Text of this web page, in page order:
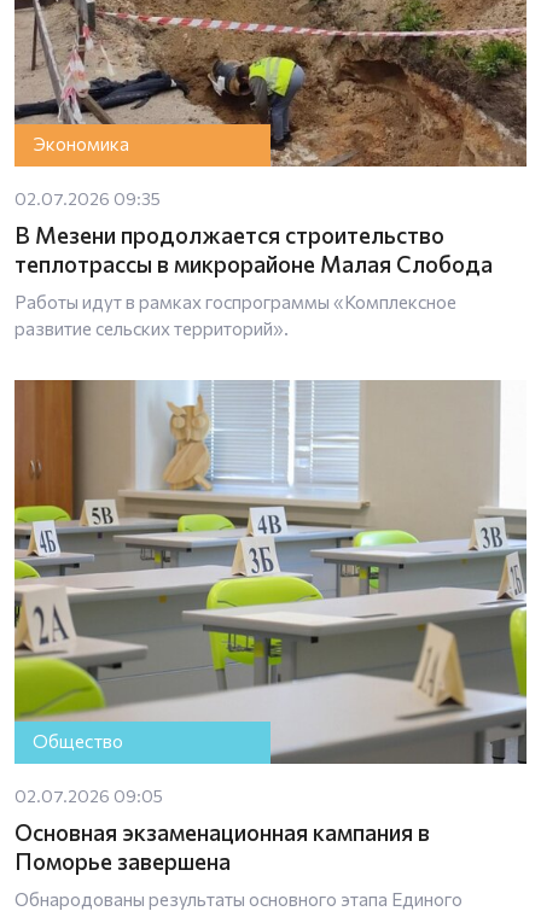
Экономика
02.07.2026 09:35
В Мезени продолжается строительство
теплотрассы в микрорайоне Малая Слобода
Работы идут в рамках госпрограммы «Комплексное
развитие сельских территорий».
Общество
02.07.2026 09:05
Основная экзаменационная кампания в
Поморье завершена
Обнародованы результаты основного этапа Единого